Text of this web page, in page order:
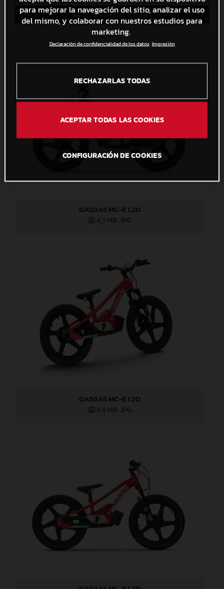
Guardar en Lightbox
GASGAS MC-E 1.20
4,3 MB .JPG
GASGAS MC-E 1.20
4,8 MB .JPG
para mejorar la navegación del sitio, analizar el uso
del mismo, y colaborar con nuestros estudios para
marketing.
Declaración de confidencialidad de los datos Impresión
RECHAZARLAS TODAS
ACEPTAR TODAS LAS COOKIES
CONFIGURACIÓN DE COOKIES